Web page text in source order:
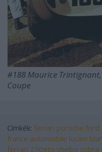
#188 Maurice
Coupe
Címkék: ferrari porsche ford
france automobile lucien
ferrari 250gto shelby cobra